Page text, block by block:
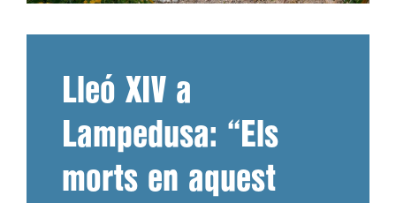
Lleó XIV a
Lampedusa: “Els
morts en aquest